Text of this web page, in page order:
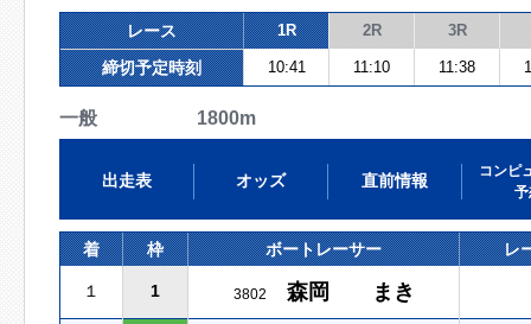
レース 1R 2R 3R
締切予定時刻 10:41 11:10 11:38
一般 1800m
出走表 オッズ 直前情報
コンピ
予
着 枠 ボートレーサー レ
１ 1 3802 森岡 まき